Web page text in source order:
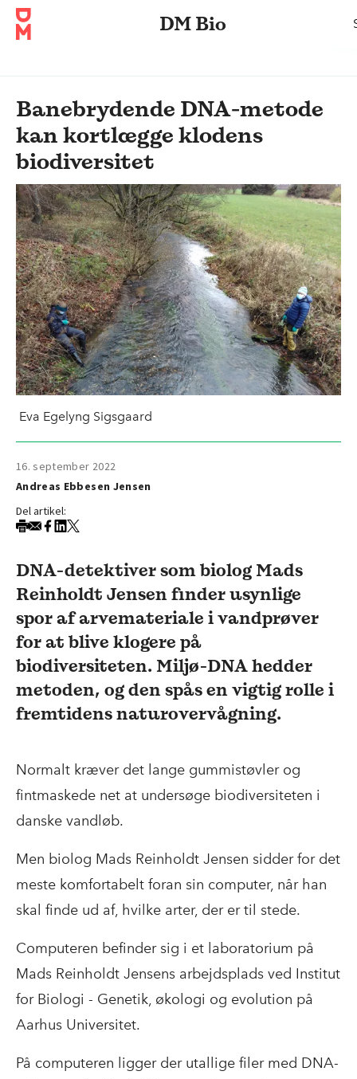
DM Bio
Banebrydende DNA-metode
kan kortlægge klodens
biodiversitet
Eva Egelyng Sigsgaard
16. september 2022
Andreas Ebbesen Jensen
Del artikel:
DNA-detektiver som biolog Mads
Reinholdt Jensen finder usynlige
spor af arvemateriale i vandprøver
for at blive klogere på
biodiversiteten. Miljø-DNA hedder
metoden, og den spås en vigtig rolle i
fremtidens naturovervågning.
Normalt kræver det lange gummistøvler og
fintmaskede net at undersøge biodiversiteten i
danske vandløb.
Men biolog Mads Reinholdt Jensen sidder for det
meste komfortabelt foran sin computer, når han
skal finde ud af, hvilke arter, der er til stede.
Computeren befinder sig i et laboratorium på
Mads Reinholdt Jensens arbejdsplads ved Institut
for Biologi - Genetik, økologi og evolution på
Aarhus Universitet.
På computeren ligger der utallige filer med DNA-